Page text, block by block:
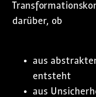
darüber, ob
aus
entsteht
aus